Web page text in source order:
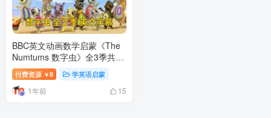
BBC英文动画数学启蒙《The
Numtums 数字虫》全3季共77
集，1080P高清视频带英文字
幕，带配套音频MP3，百度网
盘下载！
付费资源 ￥8 学英语启蒙
1年前 15